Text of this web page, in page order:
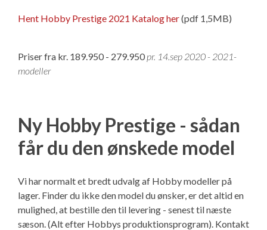
Hent Hobby Prestige 2021 Katalog her(pdf 1,5MB)
Priser fra kr. 189.950 - 279.950 pr. 14.sep 2020 - 2021-
modeller
Ny Hobby Prestige - sådan
får du den ønskede model
Vi har normalt et bredt udvalg af Hobby modeller på
lager. Finder du ikke den model du ønsker, er det altid en
mulighed, at bestille den til levering - senest til næste
sæson. (Alt efter Hobbys produktionsprogram). Kontakt